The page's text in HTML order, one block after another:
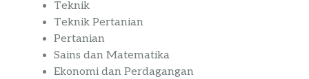
Teknik
Teknik Pertanian
Pertanian
Sains dan Matematika
Ekonomi dan Perdagangan